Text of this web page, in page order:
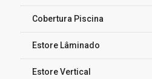
Cobertura Piscina
Estore Lâminado
Estore Vertical